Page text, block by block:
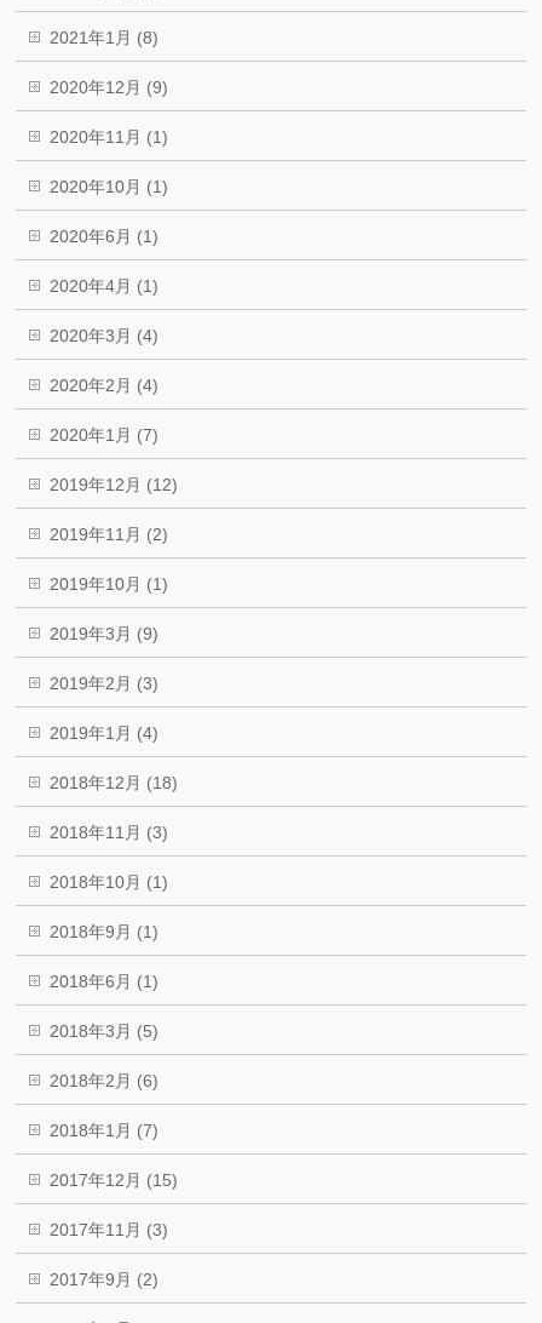
2021年1月 (8)
2020年12月 (9)
2020年11月 (1)
2020年10月 (1)
2020年6月 (1)
2020年4月 (1)
2020年3月 (4)
2020年2月 (4)
2020年1月 (7)
2019年12月 (12)
2019年11月 (2)
2019年10月 (1)
2019年3月 (9)
2019年2月 (3)
2019年1月 (4)
2018年12月 (18)
2018年11月 (3)
2018年10月 (1)
2018年9月 (1)
2018年6月 (1)
2018年3月 (5)
2018年2月 (6)
2018年1月 (7)
2017年12月 (15)
2017年11月 (3)
2017年9月 (2)